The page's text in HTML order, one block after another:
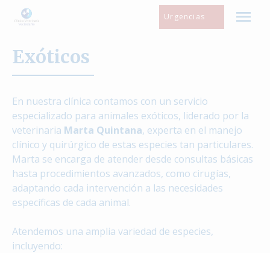
Urgencias
Exóticos
En nuestra clínica contamos con un servicio
especializado para animales exóticos, liderado por la
veterinaria Marta Quintana, experta en el manejo
clínico y quirúrgico de estas especies tan particulares.
Marta se encarga de atender desde consultas básicas
hasta procedimientos avanzados, como cirugías,
adaptando cada intervención a las necesidades
específicas de cada animal.
Atendemos una amplia variedad de especies,
incluyendo: